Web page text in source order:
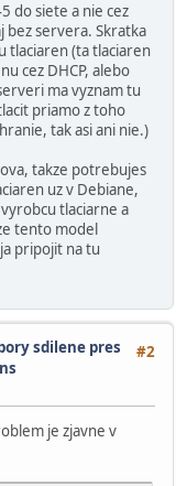
do siete a nie cez
bez servera. Skratka
tlaciaren (ta tlaciaren
cez DHCP, alebo
ma vyznam tu
priamo z toho
tak asi ani nie.)
takze potrebujes
uz v Debiane,
tlaciarne a
tento model
pripojit na tu
#2
sdilene pres
je zjavne v